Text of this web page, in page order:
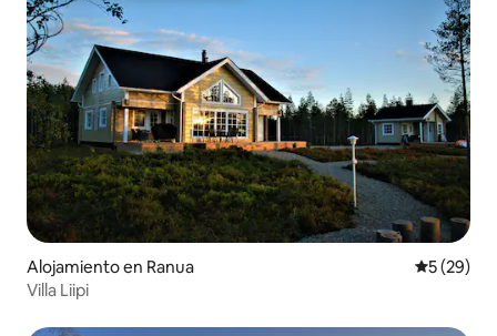
Alojamiento en Ranua
5 (29)
Villa Liipi